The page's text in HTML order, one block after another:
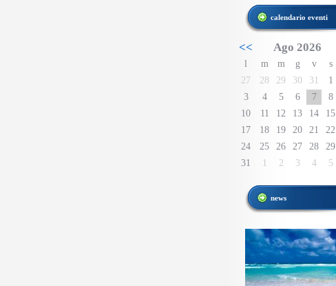
calendario eventi
<< Ago 2026
l m m g v s
27
28 29 30 31 1
3
4 5 6 7 8
10
11 12 13 14 15
17
18 19 20 21 22
24
25 26 27 28 29
31
1 2 3 4 5
news